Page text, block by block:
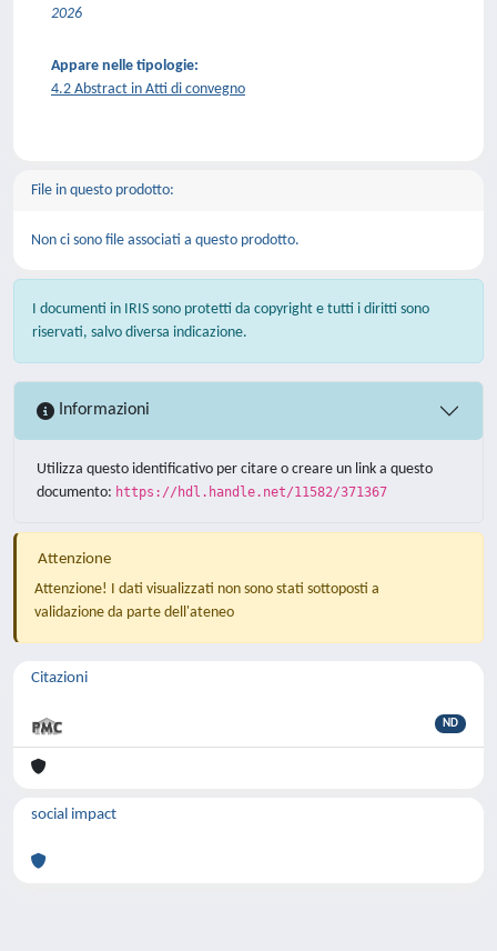
2026
Appare nelle tipologie:
4.2 Abstract in Atti di convegno
File in questo prodotto:
Non ci sono file associati a questo prodotto.
I documenti in IRIS sono protetti da copyright e tutti i diritti sono
riservati, salvo diversa indicazione.
Informazioni
Utilizza questo identificativo per citare o creare un link a questo
documento: https://hdl.handle.net/11582/371367
Attenzione
Attenzione! I dati visualizzati non sono stati sottoposti a
validazione da parte dell'ateneo
Citazioni
ND
social impact